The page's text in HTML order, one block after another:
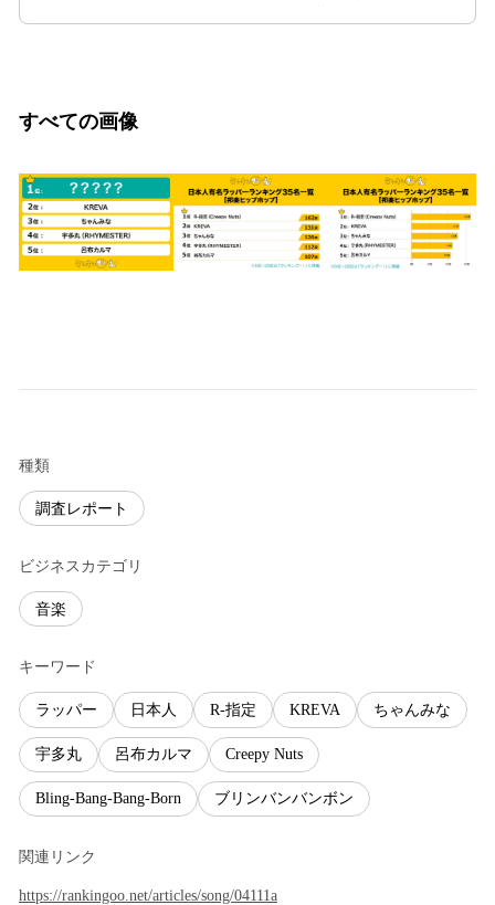
すべての画像
種類
調査レポート
ビジネスカテゴリ
音楽
キーワード
ラッパー 日本人 R-指定 KREVA ちゃんみな
宇多丸 呂布カルマ Creepy Nuts
Bling‐Bang‐Bang‐Born ブリンバンバンボン
関連リンク
https://rankingoo.net/articles/song/04111a